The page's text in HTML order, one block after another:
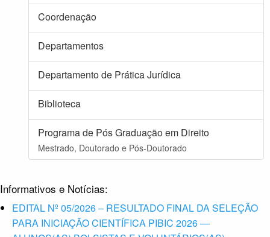
Coordenação
Departamentos
Departamento de Prática Jurídica
Biblioteca
Programa de Pós Graduação em Direito
Mestrado, Doutorado e Pós-Doutorado
Informativos e Notícias:
EDITAL Nº 05/2026 – RESULTADO FINAL DA SELEÇÃO
PARA INICIAÇÃO CIENTÍFICA PIBIC 2026 —